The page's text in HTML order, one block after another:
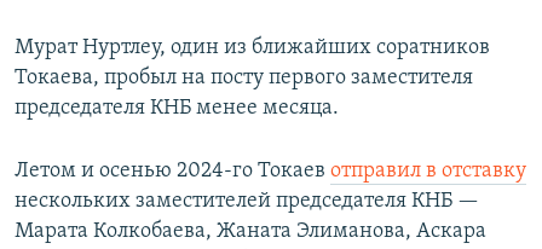
Мурат Нуртлеу, один из ближайших соратников
Токаева, пробыл на посту первого заместителя
председателя КНБ менее месяца.
Летом и осенью 2024-го Токаев отправил в отставку
нескольких заместителей председателя КНБ —
Марата Колкобаева, Жаната Элиманова, Аскара